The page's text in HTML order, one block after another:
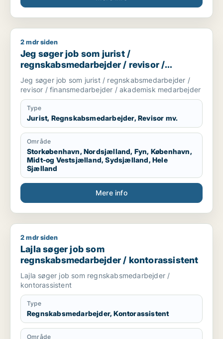
Jeg søger job som jurist / regnskabsmedarbejder / revisor
2 mdr siden
Jeg søger job som jurist /
regnskabsmedarbejder / revisor /
finansmedarbejder / akademisk
medarbejder
Jeg søger job som jurist / regnskabsmedarbejder /
revisor / finansmedarbejder / akademisk medarbejder
Type
Jurist, Regnskabsmedarbejder, Revisor mv.
Område
Storkøbenhavn, Nordsjælland, Fyn, København,
Midt-og Vestsjælland, Sydsjælland, Hele
Sjælland
Mere info
Lajla søger job som regnskabsmedarbejder / kontorassistent
2 mdr siden
Lajla søger job som
regnskabsmedarbejder / kontorassistent
Lajla søger job som regnskabsmedarbejder /
kontorassistent
Type
Regnskabsmedarbejder, Kontorassistent
Område